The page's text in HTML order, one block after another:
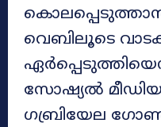
വെബിലൂടെ
സോഷ്യൽ
ഗബ്രിയേല